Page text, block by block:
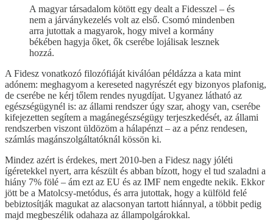
A magyar társadalom kötött egy dealt a Fidesszel – és
nem a járványkezelés volt az első. Csomó mindenben
arra jutottak a magyarok, hogy mivel a kormány
békében hagyja őket, ők cserébe lojálisak lesznek
hozzá.
A Fidesz vonatkozó filozófiáját kiválóan példázza a kata mint
adónem: meghagyom a kereseted nagyrészét egy bizonyos plafonig,
de cserébe ne kérj tőlem rendes nyugdíjat. Ugyanez látható az
egészségügynél is: az állami rendszer úgy szar, ahogy van, cserébe
kifejezetten segítem a magánegészségügy terjeszkedését, az állami
rendszerben viszont üldözöm a hálapénzt – az a pénz rendesen,
számlás magánszolgáltatóknál kössön ki.
Mindez azért is érdekes, mert 2010-ben a Fidesz nagy jóléti
ígéretekkel nyert, arra készült és abban bízott, hogy el tud szaladni a
hiány 7% fölé – ám ezt az EU és az IMF nem engedte nekik. Ekkor
jött be a Matolcsy-metódus, és arra jutottak, hogy a külföld felé
bebiztosítják magukat az alacsonyan tartott hiánnyal, a többit pedig
majd megbeszélik odahaza az állampolgárokkal.